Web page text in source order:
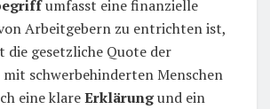
umfasst eine finanzielle
Arbeitgebern zu entrichten ist,
die gesetzliche Quote der
schwerbehinderten Menschen
eine klareErklärungund ein